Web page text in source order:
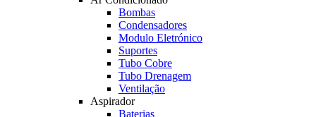
Bombas
Condensadores
Modulo Eletrónico
Suportes
Tubo Cobre
Tubo Drenagem
Ventilação
Aspirador
Baterias